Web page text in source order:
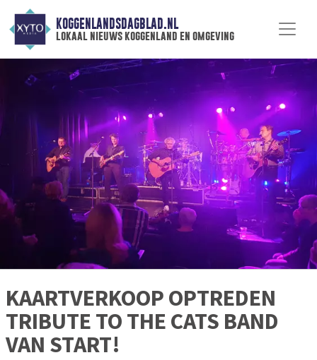
KOGGENLANDSDAGBLAD.NL
lokaal nieuws koggenland en omgeving
KAARTVERKOOP OPTREDEN
TRIBUTE TO THE CATS BAND
VAN START!